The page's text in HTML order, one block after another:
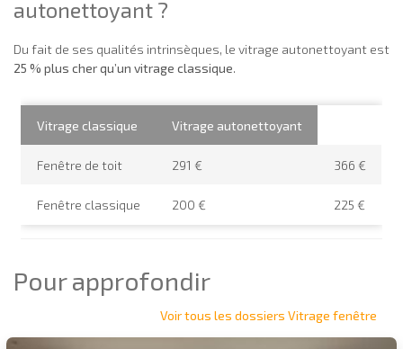
autonettoyant ?
Du fait de ses qualités intrinsèques, le vitrage autonettoyant est
25 % plus cher qu’un vitrage classique.
Vitrage classique Vitrage autonettoyant
Fenêtre de toit 291 € 366 €
Fenêtre classique 200 € 225 €
Pour approfondir
Voir tous les dossiers Vitrage fenêtre